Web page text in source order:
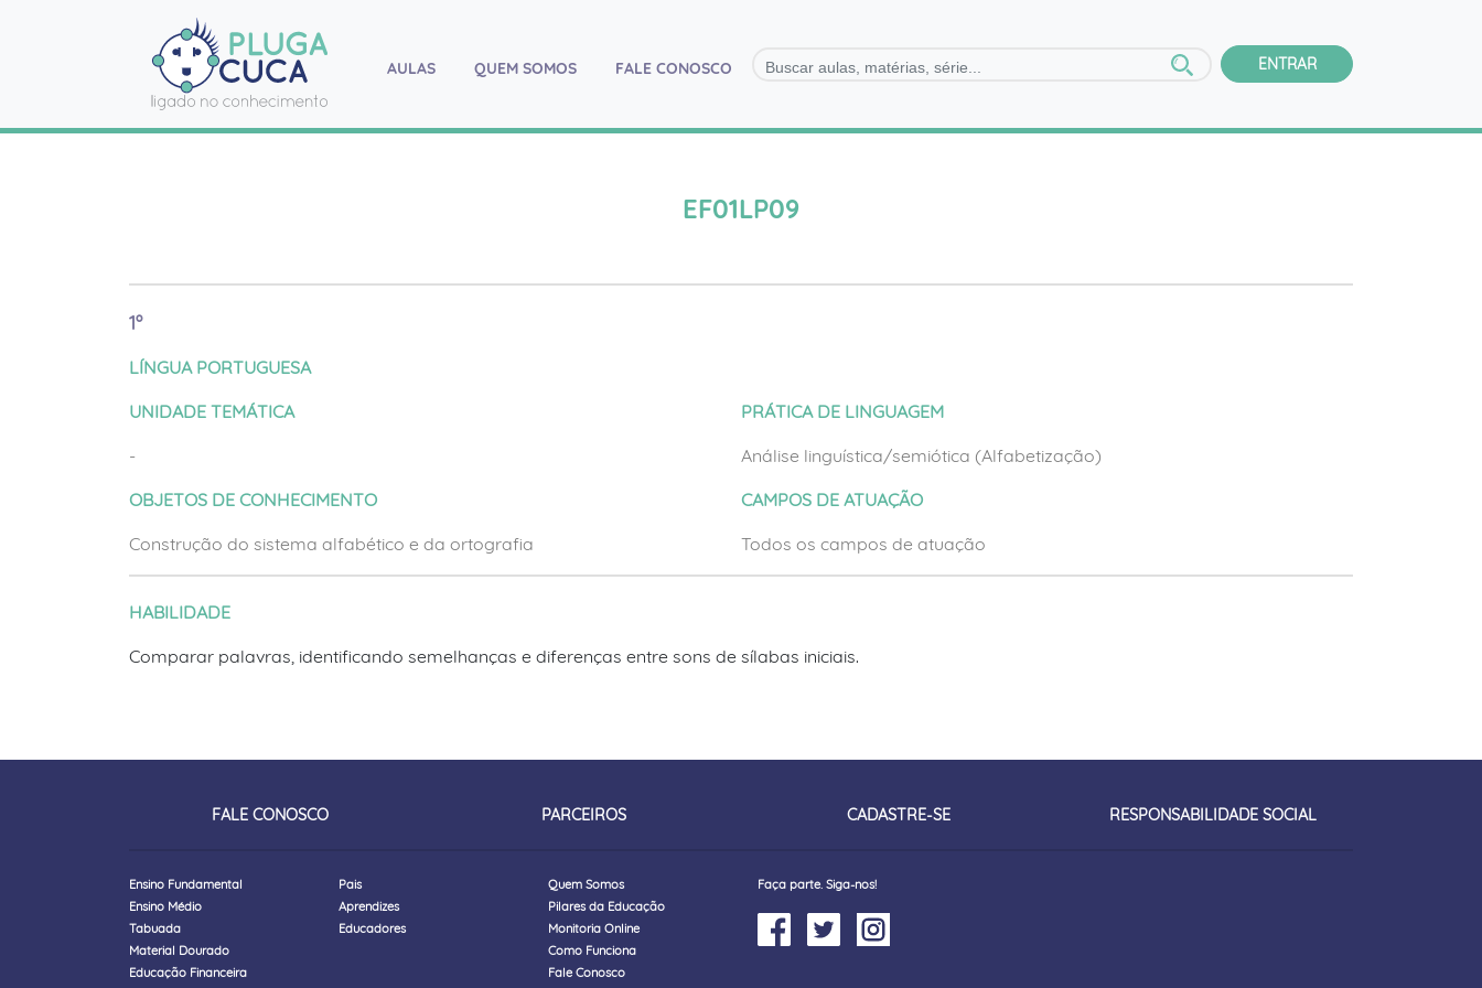
AULAS(current)QUEM SOMOS FALE CONOSCO ENTRAR
EF01LP09
1º
LÍNGUA PORTUGUESA
UNIDADE TEMÁTICA
-
OBJETOS DE CONHECIMENTO
Construção do sistema alfabético e da ortografia
PRÁTICA DE LINGUAGEM
Análise linguística/semiótica (Alfabetização)
CAMPOS DE ATUAÇÃO
Todos os campos de atuação
HABILIDADE
Comparar palavras, identificando semelhanças e diferenças entre sons de sílabas iniciais.
FALE CONOSCO PARCEIROS CADASTRE-SE RESPONSABILIDADE SOCIAL
Ensino Fundamental
Ensino Médio
Tabuada
Material Dourado
Educação Financeira
Pais
Aprendizes
Educadores
Quem Somos
Pilares da Educação
Monitoria Online
Como Funciona
Fale Conosco
Faça parte. Siga-nos!